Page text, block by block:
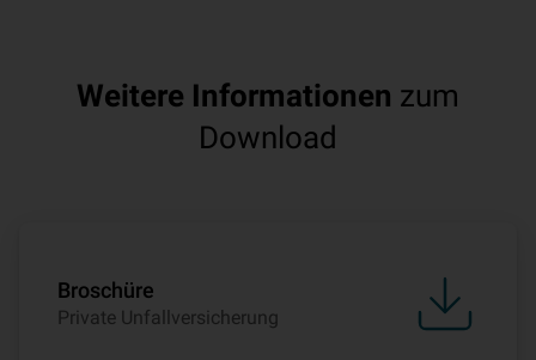
Weitere Informationen zum
Download
Broschüre
Private Unfallversicherung